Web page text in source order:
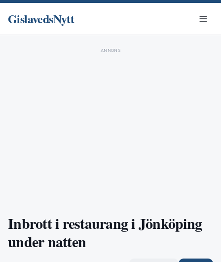
GislavedsNytt
ANNONS
Inbrott i restaurang i Jönköping
under natten